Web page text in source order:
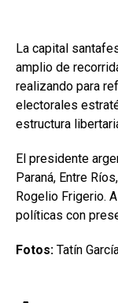
La capital
amplio de
realizando para
electorales
estructura
El presidente
Paraná, Entre
Rogelio Frigerio.
políticas con
Fotos: Tatín